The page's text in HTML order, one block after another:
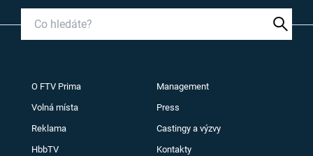
O FTV Prima Management
Volná místa Press
Reklama Castingy a výzvy
HbbTV Kontakty